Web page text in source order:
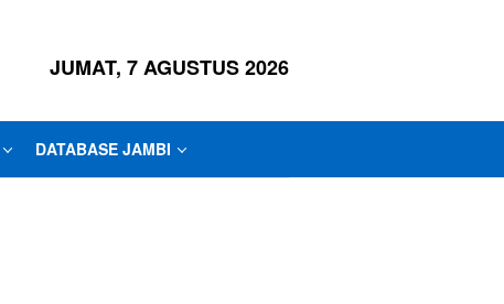
JUMAT, 7 AGUSTUS 2026
DATABASE JAMBI